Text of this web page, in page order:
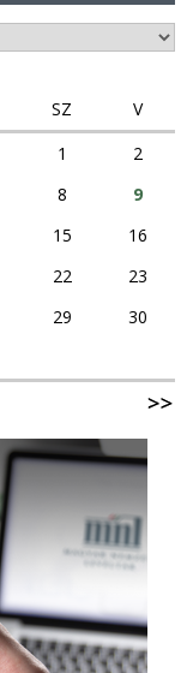
SZ
V
1
2
8
9
15
16
22
23
29
30